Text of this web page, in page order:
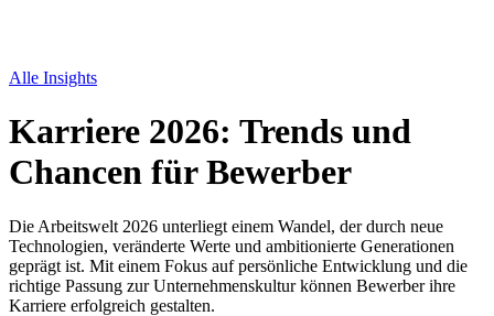
Alle Insights
Karriere 2026: Trends und
Chancen für Bewerber
Die Arbeitswelt 2026 unterliegt einem Wandel, der durch neue
Technologien, veränderte Werte und ambitionierte Generationen
geprägt ist. Mit einem Fokus auf persönliche Entwicklung und die
richtige Passung zur Unternehmenskultur können Bewerber ihre
Karriere erfolgreich gestalten.